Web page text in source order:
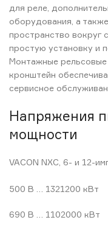
для реле,
оборудования, а
пространство вокруг
простую установку и
Монтажные
кронштейн
сервисное
Напряжения
мощности
VACON NXC, 6- и 12-
500 В … 1321200 кВт
690 В … 1102000 кВт